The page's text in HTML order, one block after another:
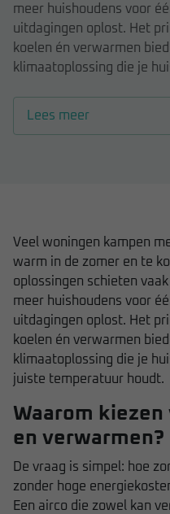
meer huishoudens voor
uitdagingen oplost. Het
koelen én verwarmen
klimaatoplossing die je
Lees meer
Veel woningen kampen
warm in de zomer en te
oplossingen schieten
meer huishoudens voor
uitdagingen oplost. Het
koelen én verwarmen
klimaatoplossing die je
juiste temperatuur houdt.
Waarom
en verwarmen?
De vraag is simpel: hoe
zonder hoge
Een airco die zowel kan